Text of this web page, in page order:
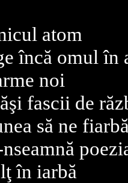
atom
încă omul în
noi
fascii de
să ne
în iarbă